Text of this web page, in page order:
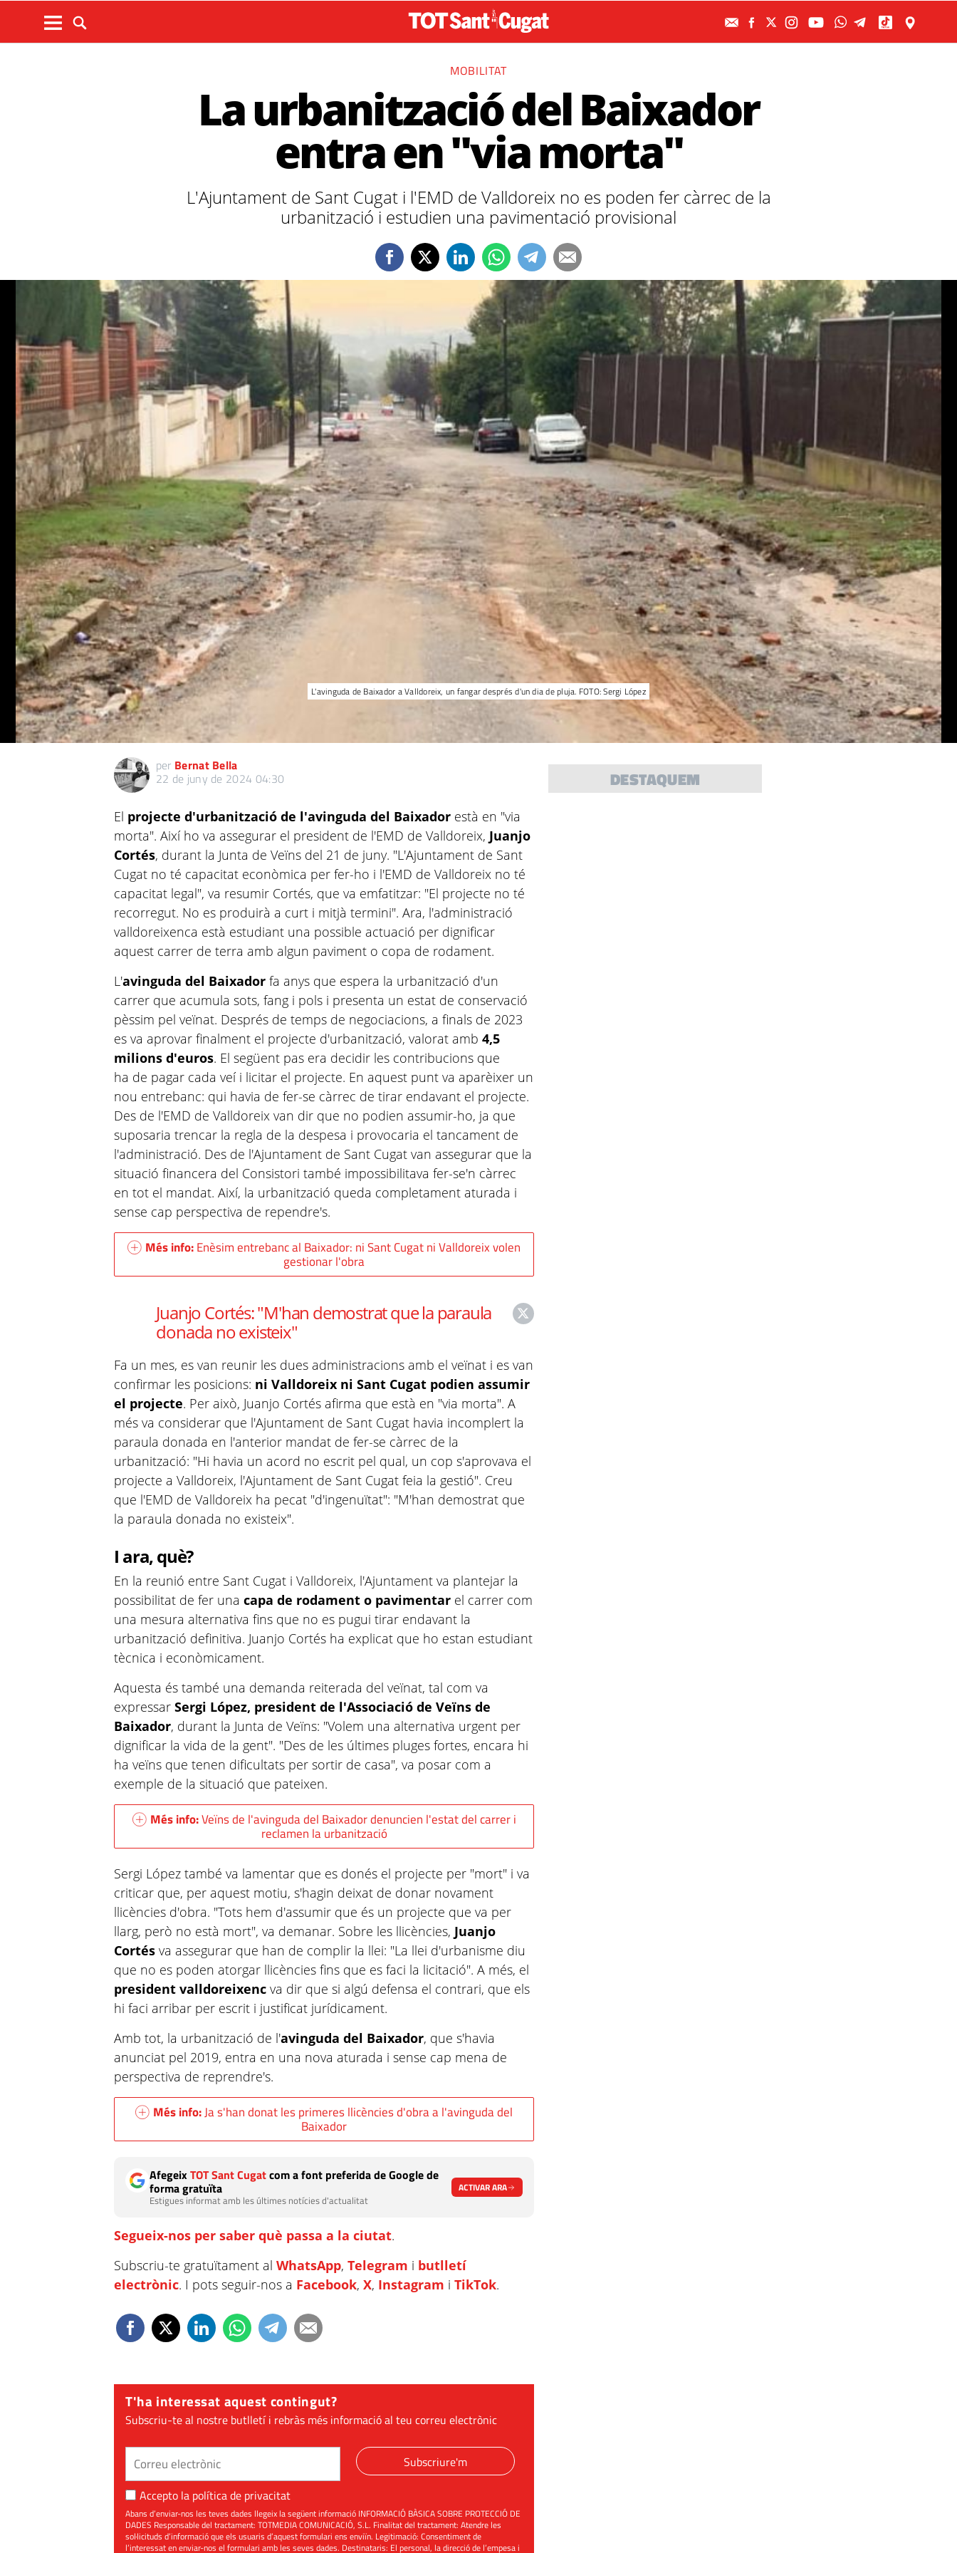
MOBILITAT
La urbanització del Baixador
entra en "via morta"
L'Ajuntament de Sant Cugat i l'EMD de Valldoreix no es poden fer càrrec de la
urbanització i estudien una pavimentació provisional
L'avinguda de Baixador a Valldoreix, un fangar després d'un dia de pluja. FOTO: Sergi López
per Bernat Bella
22 de juny de 2024 04:30
El projecte d'urbanització de l'avinguda del Baixador està en "via
morta". Així ho va assegurar el president de l'EMD de Valldoreix, Juanjo
Cortés, durant la Junta de Veïns del 21 de juny. "L'Ajuntament de Sant
Cugat no té capacitat econòmica per fer-ho i l'EMD de Valldoreix no té
capacitat legal", va resumir Cortés, que va emfatitzar: "El projecte no té
recorregut. No es produirà a curt i mitjà termini". Ara, l'administració
valldoreixenca està estudiant una possible actuació per dignificar
aquest carrer de terra amb algun paviment o copa de rodament.
L'avinguda del Baixador fa anys que espera la urbanització d'un
carrer que acumula sots, fang i pols i presenta un estat de conservació
pèssim pel veïnat. Després de temps de negociacions, a finals de 2023
es va aprovar finalment el projecte d'urbanització, valorat amb4,5
milions d'euros. El següent pas era decidir les contribucions que
ha de pagar cada veí i licitar el projecte. En aquest punt va aparèixer un
nou entrebanc: qui havia de fer-se càrrec de tirar endavant el projecte.
Des de l'EMD de Valldoreix van dir que no podien assumir-ho, ja que
suposaria trencar la regla de la despesa i provocaria el tancament de
l'administració. Des de l'Ajuntament de Sant Cugat van assegurar que la
situació financera del Consistori també impossibilitava fer-se'n càrrec
en tot el mandat. Així, la urbanització queda completament aturada i
sense cap perspectiva de rependre's.
Més info:Enèsim entrebanc al Baixador: ni Sant Cugat ni Valldoreix volen
gestionar l'obra
Juanjo Cortés: "M'han demostrat que la paraula
donada no existeix"
Fa un mes, es van reunir les dues administracions amb el veïnat i es van
confirmar les posicions: ni Valldoreix ni Sant Cugat podien assumir
el projecte. Per això, Juanjo Cortés afirma que està en "via morta". A
més va considerar que l'Ajuntament de Sant Cugat havia incomplert la
paraula donada en l'anterior mandat de fer-se càrrec de la
urbanització: "Hi havia un acord no escrit pel qual, un cop s'aprovava el
projecte a Valldoreix, l'Ajuntament de Sant Cugat feia la gestió". Creu
que l'EMD de Valldoreix ha pecat "d'ingenuïtat": "M'han demostrat que
la paraula donada no existeix".
I ara, què?
En la reunió entre Sant Cugat i Valldoreix, l'Ajuntament va plantejar la
possibilitat de fer unacapa de rodament o pavimentar el carrer com
una mesura alternativa fins que no es pugui tirar endavant la
urbanització definitiva. Juanjo Cortés ha explicat que ho estan estudiant
tècnica i econòmicament.
Aquesta és també una demanda reiterada del veïnat, tal com va
expressarSergi López, president de l'Associació de Veïns de
Baixador, durant la Junta de Veïns: "Volem una alternativa urgent per
dignificar la vida de la gent". "Des de les últimes pluges fortes, encara hi
ha veïns que tenen dificultats per sortir de casa", va posar com a
exemple de la situació que pateixen.
Més info:Veïns de l'avinguda del Baixador denuncien l'estat del carrer i
reclamen la urbanització
Sergi López també va lamentar que es donés el projecte per "mort" i va
criticar que, per aquest motiu, s'hagin deixat de donar novament
llicències d'obra. "Tots hem d'assumir que és un projecte que va per
llarg, però no està mort", va demanar. Sobre les llicències, Juanjo
Cortés va assegurar que han de complir la llei: "La llei d'urbanisme diu
que no es poden atorgar llicències fins que es faci la licitació". A més, el
president valldoreixenc va dir que si algú defensa el contrari, que els
hi faci arribar per escrit i justificat jurídicament.
Amb tot, la urbanització de l'avinguda del Baixador, que s'havia
anunciat pel 2019, entra en una nova aturada i sense cap mena de
perspectiva de reprendre's.
Més info:Ja s'han donat les primeres llicències d'obra a l'avinguda del
Baixador
AfegeixTOT Sant Cugatcom a font preferida de Google de
forma gratuïta
Estigues informat amb les últimes notícies d'actualitat
ACTIVAR ARA
Segueix-nos per saber què passa a la ciutat.
Subscriu-te gratuïtament alWhatsApp,Telegram i butlletí
electrònic. I pots seguir-nos a Facebook,X, Instagram iTikTok.
T'ha interessat aquest contingut?
Subscriu-te al nostre butlletí i rebràs més informació al teu correu electrònic
Subscriure'm
Accepto la política de privacitat
Abans d’enviar-nos les teves dades llegeix la següent informació INFORMACIÓ BÀSICA SOBRE PROTECCIÓ DE
DADES Responsable del tractament: TOTMEDIA COMUNICACIÓ, S.L. Finalitat del tractament: Atendre les
sol·licituds d’informació que els usuaris d’aquest formulari ens enviïn. Legitimació: Consentiment de
l’interessat en enviar-nos el formulari amb les seves dades. Destinataris: El personal, la direcció de l’empesa i
DESTAQUEM